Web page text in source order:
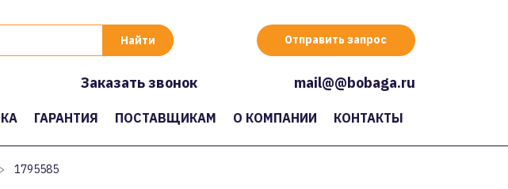
Отправить запрос
Заказать звонок mail@@bobaga.ru
ГАРАНТИЯ ПОСТАВЩИКАМ О КОМПАНИИ КОНТАКТЫ
> 1795585